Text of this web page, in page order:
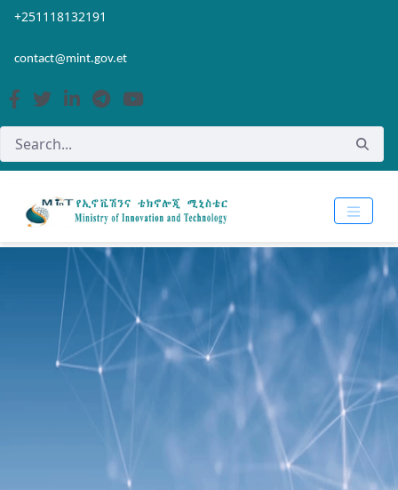
Skip to Main Content
Open Accessibility Menu
+251118132191
contact@mint.gov.et